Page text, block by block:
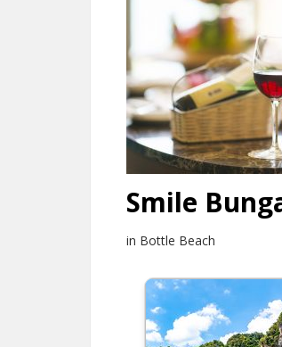
Smile
in Bottle Beach